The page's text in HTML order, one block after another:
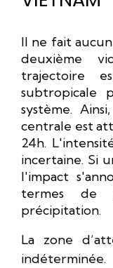
Il ne fait
deuxième
trajectoire
subtropicale
système.
centrale est
24h.
incertaine. Si
l'impact
termes de
précipitation.
La zone